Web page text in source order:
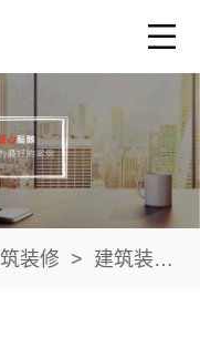
装修 > 建筑装修材料